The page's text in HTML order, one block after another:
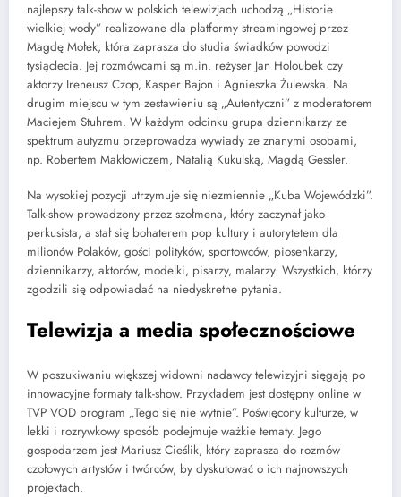
najlepszy talk-show w polskich telewizjach uchodzą „Historie
wielkiej wody” realizowane dla platformy streamingowej przez
Magdę Mołek, która zaprasza do studia świadków powodzi
tysiąclecia. Jej rozmówcami są m.in. reżyser Jan Holoubek czy
aktorzy Ireneusz Czop, Kasper Bajon i Agnieszka Żulewska. Na
drugim miejscu w tym zestawieniu są „Autentyczni” z moderatorem
Maciejem Stuhrem. W każdym odcinku grupa dziennikarzy ze
spektrum autyzmu przeprowadza wywiady ze znanymi osobami,
np. Robertem Makłowiczem, Natalią Kukulską, Magdą Gessler.
Na wysokiej pozycji utrzymuje się niezmiennie „Kuba Wojewódzki”.
Talk-show prowadzony przez szołmena, który zaczynał jako
perkusista, a stał się bohaterem pop kultury i autorytetem dla
milionów Polaków, gości polityków, sportowców, piosenkarzy,
dziennikarzy, aktorów, modelki, pisarzy, malarzy. Wszystkich, którzy
zgodzili się odpowiadać na niedyskretne pytania.
Telewizja a media społecznościowe
W poszukiwaniu większej widowni nadawcy telewizyjni sięgają po
innowacyjne formaty talk-show. Przykładem jest dostępny online w
TVP VOD program „Tego się nie wytnie”. Poświęcony kulturze, w
lekki i rozrywkowy sposób podejmuje ważkie tematy. Jego
gospodarzem jest Mariusz Cieślik, który zaprasza do rozmów
czołowych artystów i twórców, by dyskutować o ich najnowszych
projektach.